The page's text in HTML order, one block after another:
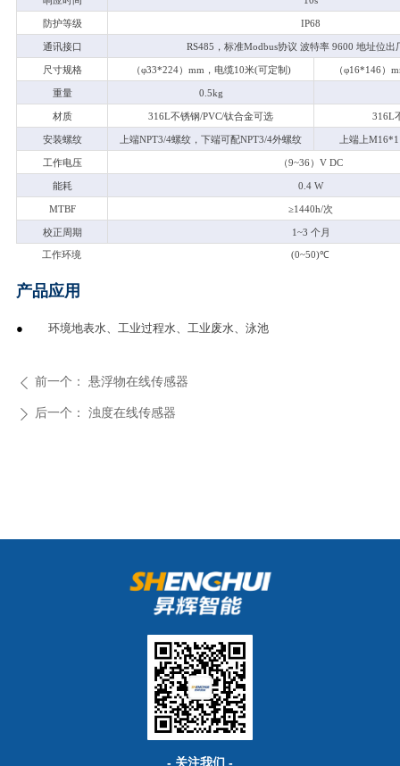
防护等级 IP68
通讯接口 RS485 ，标准Modbus协议 波特率 9600 地址位出
尺寸规格 （φ33*224）mm，电缆10米(可定制) （φ16*146）
重量 0.5kg
材质 316L不锈钢/PVC/钛合金可选 316L
安装螺纹 上端NPT3/4螺纹，下端可配NPT3/4外螺纹 上端上
工作电压 （9~36）V DC
能耗 0.4 W
MTBF ≥1440h/次
校正周期 1~3 个月
工作环境 (0~50)℃
产品应用
● 环境地表水、工业过程水、工业废水、泳池
ꄴ 前一个： 悬浮物在线传感器
ꄲ 后一个： 浊度在线传感器
- 关注我们 -